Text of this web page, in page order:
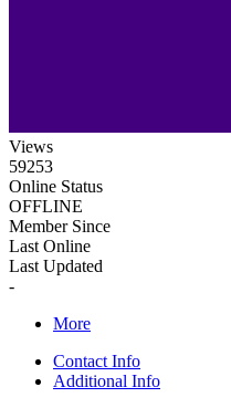
Views
59253
Online Status
OFFLINE
Member Since
Last Online
Last Updated
-
More
Contact Info
Additional Info